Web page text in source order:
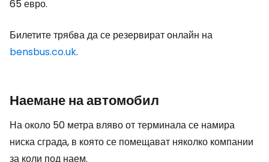
65 евро.
Билетите трябва да се резервират онлайн на
bensbus.co.uk.
Наемане на автомобил
На около 50 метра вляво от терминала се намира
ниска сграда, в която се помещават няколко компании
за коли под наем.